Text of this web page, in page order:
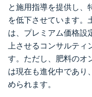
と施用指導を提供し、
を低下させています。
は、プレミアム価格設
上させるコンサルティ
す。ただし、肥料のオ
は現在も進化中であり
められます。